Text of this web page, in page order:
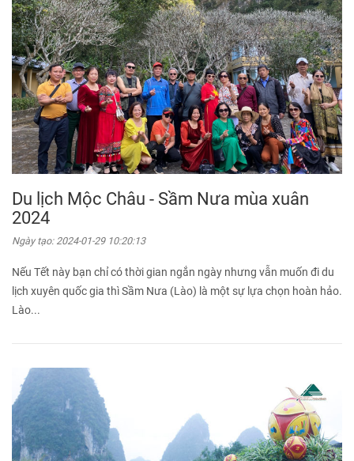
Du lịch Mộc Châu - Sầm Nưa mùa xuân
2024
Ngày tạo: 2024-01-29 10:20:13
Nếu Tết này bạn chỉ có thời gian ngắn ngày nhưng vẫn muốn đi du
lịch xuyên quốc gia thì Sầm Nưa (Lào) là một sự lựa chọn hoàn hảo.
Lào...